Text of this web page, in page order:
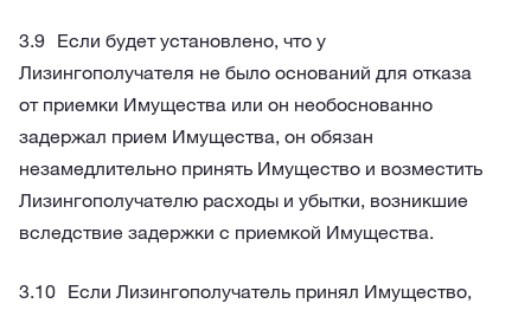
Если будет установлено, что у
Лизингополучателя не было оснований для отказа
от приемки Имущества или он необоснованно
задержал прием Имущества, он обязан
незамедлительно принять Имущество и возместить
Лизингополучателю расходы и убытки, возникшие
вследствие задержки с приемкой Имущества.
Если Лизингополучатель принял Имущество,